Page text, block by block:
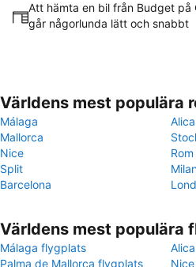
Att hämta en bil från Budget
går någorlunda lätt och snabbt
Världens mest populära
Málaga
Mallorca
Nice
Rom
Split
Barcelona
Världens mest populära
Málaga flygplats
Palma de Mallorca flygplats